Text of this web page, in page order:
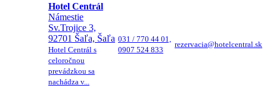
Hotel Centrál
Námestie
Sv.Trojice 3,
92701 Šaľa, Šaľa
Hotel Centrál s
celoročnou
prevádzkou sa
nachádza v...
031 / 770 44 01,
0907 524 833
rezervacia@hotelcentral.sk